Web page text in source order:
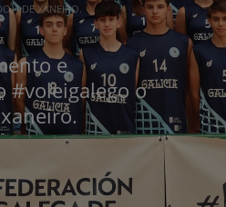
4 DE XANEIRO.
e
#voleigalego o